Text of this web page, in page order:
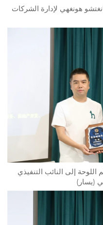
هونغهي لإدارة الشركات
إلى النائب التنفيذي
(يسار)